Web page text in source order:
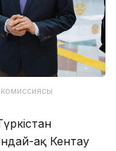
ақ Кентау